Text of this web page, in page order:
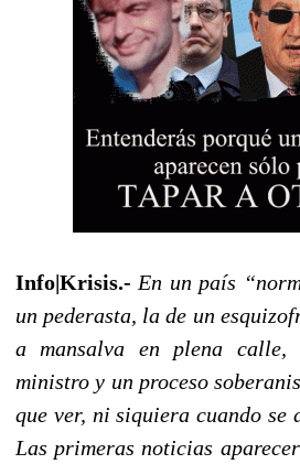
Info|Krisis.- En un país
un pederasta, la de un
a mansalva en plena
ministro y un proceso
que ver, ni siquiera cuando se
Las primeras noticias